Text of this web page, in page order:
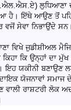
ਲੁਧਿਆਣਾ
ਹੈ। ਇੱਥੇ ਆਉਣ ਤੋਂ
ਵਜੋਂ ਸੇਵਾ ਨਿਭਾਉਂਦੇ ਸਨ।
ਵਿਖੇ ਜੁਡੀਸ਼ੀਅਲ
ਕਿ ਉਨ੍ਹਾਂ ਦਾ ਮੁੱਖ
ਇਹ ਯਕੀਨੀ ਬਣਾਉਣ
ਯੋਜਨਾਵਾਂ
ਰਾਸ਼ਟਰੀ ਲੋਕ